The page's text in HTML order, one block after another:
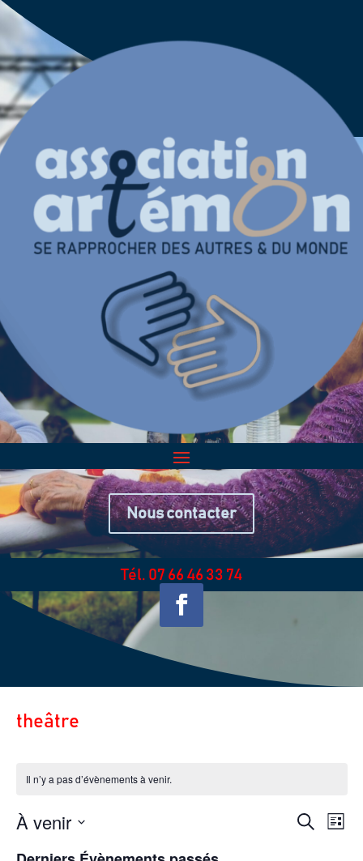
Nous contacter
Tél. 07 66 46 33 74
;
theâtre
Il n’y a pas d’évènements à venir.
Recherche
Liste
À venir
Sélectionnez